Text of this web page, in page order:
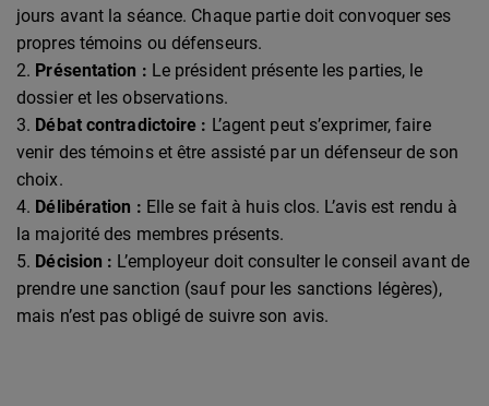
jours avant la séance. Chaque partie doit convoquer ses
propres témoins ou défenseurs.
Présentation : Le président présente les parties, le
dossier et les observations.
Débat contradictoire : L’agent peut s’exprimer, faire
venir des témoins et être assisté par un défenseur de son
choix.
Délibération : Elle se fait à huis clos. L’avis est rendu à
la majorité des membres présents.
Décision : L’employeur doit consulter le conseil avant de
prendre une sanction (sauf pour les sanctions légères),
mais n’est pas obligé de suivre son avis.